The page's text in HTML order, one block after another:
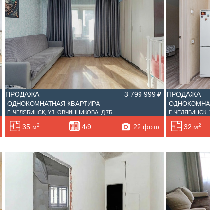
ПРОДАЖА 3 799 999 ₽
ОДНОКОМНАТНАЯ КВАРТИРА
Г. ЧЕЛЯБИНСК, УЛ. ОВЧИННИКОВА, Д.7Б
35 м2 4/9 22 фото
ПРОДАЖА
Г. ЧЕЛЯБИНСК,
32 м2